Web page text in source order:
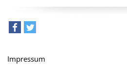
Impressum